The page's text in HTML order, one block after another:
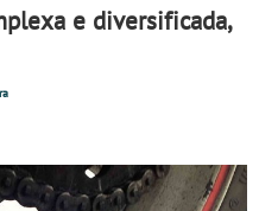
e diversificada,